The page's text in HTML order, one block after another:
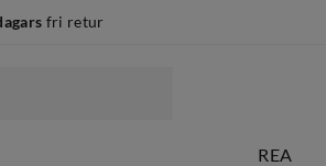
fri retur
REA